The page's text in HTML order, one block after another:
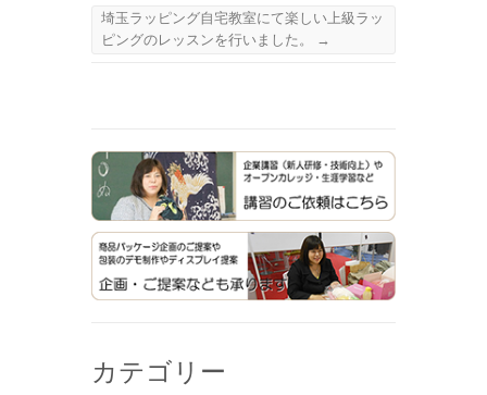
埼玉ラッピング自宅教室にて楽しい上級ラッ
ピングのレッスンを行いました。
→
カテゴリー